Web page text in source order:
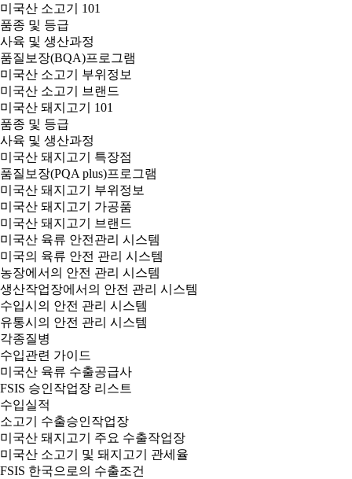
미국산 소고기 101
품종 및 등급
사육 및 생산과정
품질보장(BQA)프로그램
미국산 소고기 부위정보
미국산 소고기 브랜드
미국산 돼지고기 101
품종 및 등급
사육 및 생산과정
미국산 돼지고기 특장점
품질보장(PQA plus)프로그램
미국산 돼지고기 부위정보
미국산 돼지고기 가공품
미국산 돼지고기 브랜드
미국산 육류 안전관리 시스템
미국의 육류 안전 관리 시스템
농장에서의 안전 관리 시스템
생산작업장에서의 안전 관리 시스템
수입시의 안전 관리 시스템
유통시의 안전 관리 시스템
각종질병
수입관련 가이드
미국산 육류 수출공급사
FSIS 승인작업장 리스트
수입실적
소고기 수출승인작업장
미국산 돼지고기 주요 수출작업장
미국산 소고기 및 돼지고기 관세율
FSIS 한국으로의 수출조건